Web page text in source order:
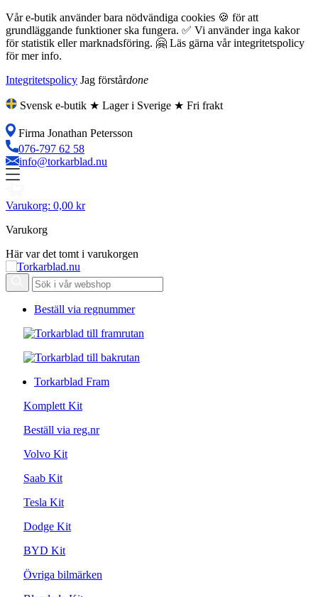
Vår e-butik använder bara nödvändiga cookies 🍪 för att
grundläggande funktioner ska fungera. ✅ Vi använder inga kakor
för statistik eller marknadsföring. 🤗 Läs gärna vår integritetspolicy
för mer info.
Integritetspolicy Jag förstårdone
Svensk e-butik ★ Lager i Sverige ★ Fri frakt
Firma Jonathan Petersson
076-797 62 58
info@torkarblad.nu
Varukorg: 0,00 kr
Varukorg
Här var det tomt i varukorgen
Beställ via regnummer
Torkarblad Fram
Komplett Kit
Beställ via reg.nr
Volvo Kit
Saab Kit
Tesla Kit
Dodge Kit
BYD Kit
Övriga bilmärken